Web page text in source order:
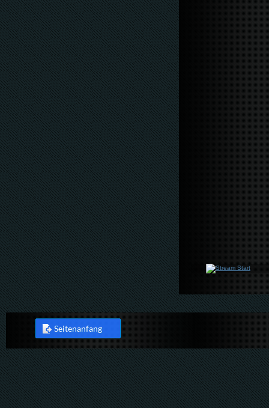
Seitenanfang